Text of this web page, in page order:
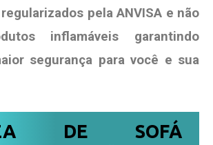
pela ANVISA e não
inflamáveis garantindo
segurança para você e sua
DE SOFÁ